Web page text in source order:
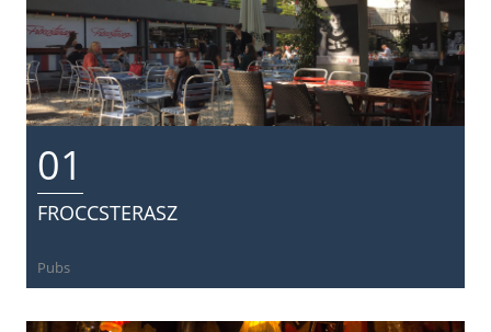
01
FROCCSTERASZ
Pubs